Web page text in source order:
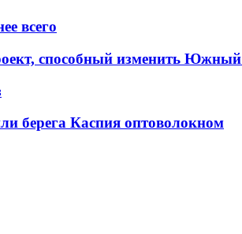
всего
способный изменить
берега Каспия оптоволокном